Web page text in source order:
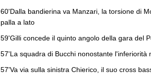
60'Dalla bandierina va Manzari, la torsione di
palla a lato
59'Gilli concede il quinto angolo della gara del
57'La squadra di Bucchi nonostante l'inferiorità
57'Va via sulla sinistra Chierico, il suo cross